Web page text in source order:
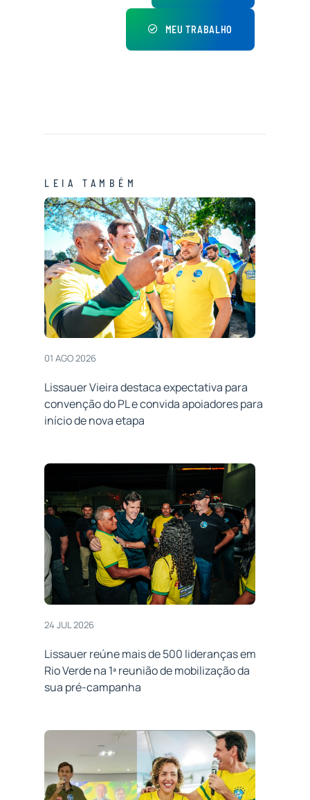
MEU TRABALHO
LEIA TAMBÉM
01 AGO 2026
Lissauer Vieira destaca expectativa para
convenção do PL e convida apoiadores para
início de nova etapa
24 JUL 2026
Lissauer reúne mais de 500 lideranças em
Rio Verde na 1ª reunião de mobilização da
sua pré-campanha